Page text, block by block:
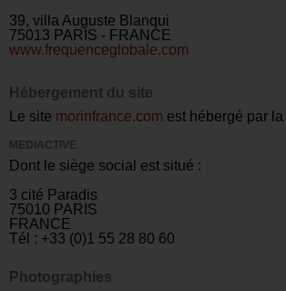
39, villa Auguste Blanqui
75013 PARIS - FRANCE
www.frequenceglobale.com
Hébergement du site
Le site morinfrance.com est hébergé par
MEDIACTIVE
Dont le siège social est situé :
3 cité Paradis
75010 PARIS
FRANCE
Tél : +33 (0)1 55 28 80 60
Photographies